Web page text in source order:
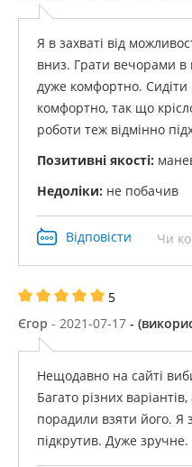
Я в захваті від
вниз. Грати вечорами в
дуже комфортно. Сидіти
комфортно, так що
роботи теж відмінно
Позитивні якості:
Недоліки: не побачив
Відповісти Чи
5
Єгор - 2021-07-17 -
Нещодавно на сайті
Багато різних
порадили взяти його. Я
підкрутив. Дуже зручне.